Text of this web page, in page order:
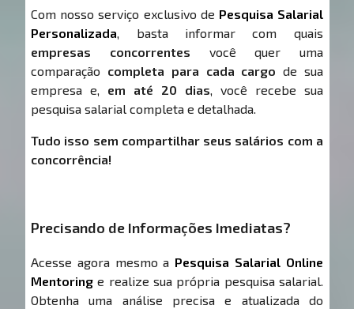
Com nosso serviço exclusivo de Pesquisa Salarial
Personalizada, basta informar com quais
empresas concorrentes você quer uma
comparação completa para cada cargo de sua
empresa e, em até 20 dias, você recebe sua
pesquisa salarial completa e detalhada.
Tudo isso sem compartilhar seus salários com a
concorrência!
Precisando de Informações Imediatas?
Acesse agora mesmo a Pesquisa Salarial Online
Mentoring e realize sua própria pesquisa salarial.
Obtenha uma análise precisa e atualizada do